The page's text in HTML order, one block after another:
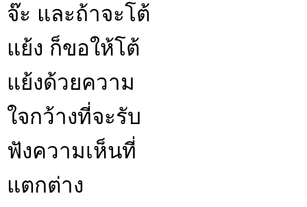
จ๊ะ และถ้าจะโต้
แย้ง ก็ขอให้โต้
แย้งด้วยความ
ใจกว้างที่จะรับ
ฟังความเห็นที่
แตกต่าง